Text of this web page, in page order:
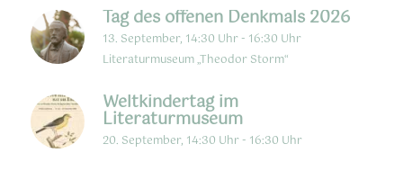
Tag des offenen Denkmals 2026
13. September, 14:30 Uhr - 16:30 Uhr
Literaturmuseum „Theodor Storm“
Weltkindertag im
Literaturmuseum
20. September, 14:30 Uhr - 16:30 Uhr